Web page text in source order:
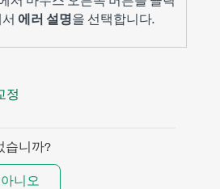
에러 설명을 선택합니다.
정
습니까?
아니오